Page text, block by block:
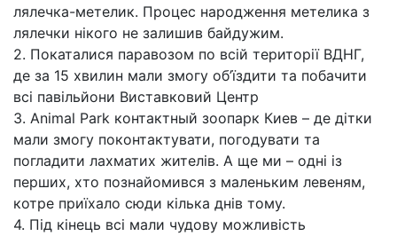
лялечка-метелик. Процес народження метелика з
лялечки нікого не залишив байдужим.
2. Покаталися паравозом по всій території ВДНГ,
де за 15 хвилин мали змогу об’їздити та побачити
всі павільйони Виставковий Центр
3. Animal Park контактный зоопарк Киев – де дітки
мали змогу поконтактувати, погодувати та
погладити лахматих жителів. А ще ми – одні із
перших, хто познайомився з маленьким левеням,
котре приїхало сюди кілька днів тому.
4. Під кінець всі мали чудову можливість